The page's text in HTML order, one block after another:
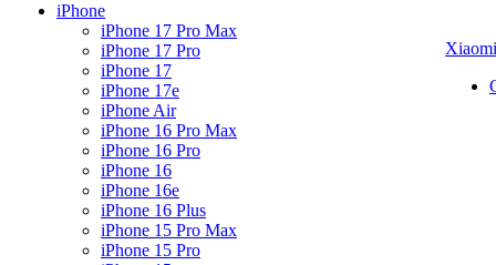
iPhone
iPhone 17 Pro Max
iPhone 17 Pro
iPhone 17
iPhone 17e
iPhone Air
iPhone 16 Pro Max
iPhone 16 Pro
iPhone 16
iPhone 16e
iPhone 16 Plus
iPhone 15 Pro Max
iPhone 15 Pro
Xiaomi